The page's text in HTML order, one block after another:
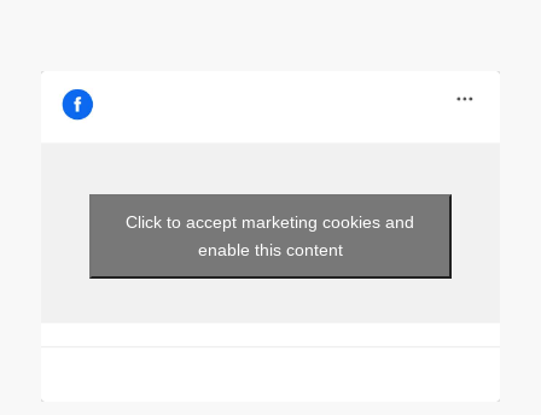
Click to accept marketing cookies and
enable this content